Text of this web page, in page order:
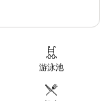
游泳池